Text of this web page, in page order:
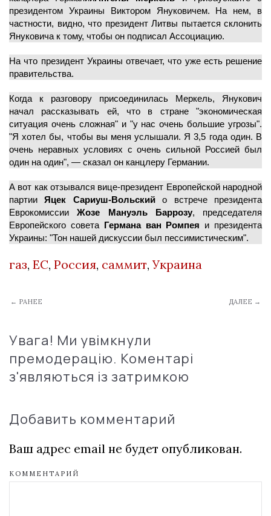
президентом Украины Виктором Януковичем. На нем, в
частности, видно, что президент Литвы пытается склонить
Януковича к тому, чтобы он подписал Ассоциацию.
На что президент Украины отвечает, что уже есть решение
правительства.
Когда к разговору присоединилась Меркель, Янукович
начал рассказывать ей, что в стране "экономическая
ситуация очень сложная" и "у нас очень большие угрозы".
"Я хотел бы, чтобы вы меня услышали. Я 3,5 года один. В
очень неравных условиях с очень сильной Россией был
один на один", — сказал он канцлеру Германии.
А вот как отзывался вице-президент Европейской народной
партииЯцек Сариуш-Вольскийо встрече президента
ЕврокомиссииЖозе Мануэль Баррозу, председателя
Европейского совета Германа ван Ромпея и президента
Украины: "Тон нашей дискуссии был пессимистическим".
газ, ЕС, Россия, саммит,Украина
← РАНЕЕ ДАЛЕЕ →
Увага! Ми увімкнули
премодерацію. Коментарі
з'являються із затримкою
Добавить комментарий
Ваш адрес email не будет опубликован.
КОММЕНТАРИЙ